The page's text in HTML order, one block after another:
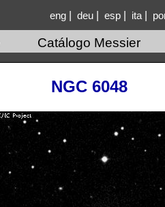
eng| deu| esp| ita|
Catálogo Messier
NGC 6048